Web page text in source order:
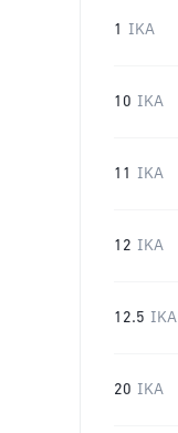
1 IKA
10 IKA
11 IKA
12 IKA
12.5 IKA
20 IKA